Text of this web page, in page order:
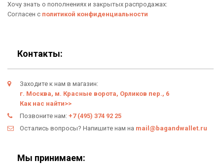
Отзывы о Bag & Wallet
Гарантия
Условия возврата
Оферта
Политика конфиденциальности
Новинки
Подарки
Хочу знать о пополнениях и закрытых распродажах:
Согласен с политикой конфиденциальности
Контакты:
Заходите к нам в магазин:
г. Москва, м. Красные ворота, Орликов пер., 6
Как нас найти>>
Позвоните нам: +7 (495) 374 92 25
Остались вопросы? Напишите нам на mail@bagandwallet.ru
Мы принимаем: